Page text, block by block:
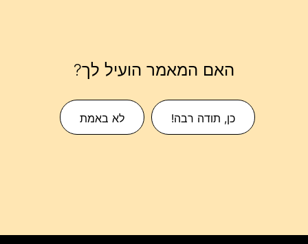
האם המאמר הועיל לך?
כן, תודה רבה! לא באמת